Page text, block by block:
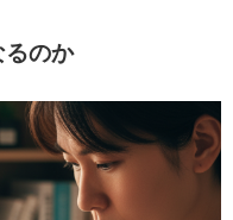
るのか